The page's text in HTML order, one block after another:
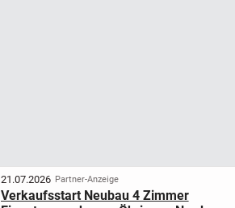
21.07.2026 Partner-Anzeige
Verkaufsstart Neubau 4 Zimmer